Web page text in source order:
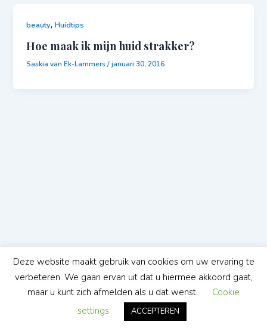
beauty,Huidtips
Hoe maak ik mijn huid strakker?
Saskia van Ek-Lammers/januari 30, 2016
Deze website maakt gebruik van cookies om uw ervaring te
verbeteren. We gaan ervan uit dat u hiermee akkoord gaat,
maar u kunt zich afmelden als u dat wenst.
Cookie
settings
ACCEPTEREN